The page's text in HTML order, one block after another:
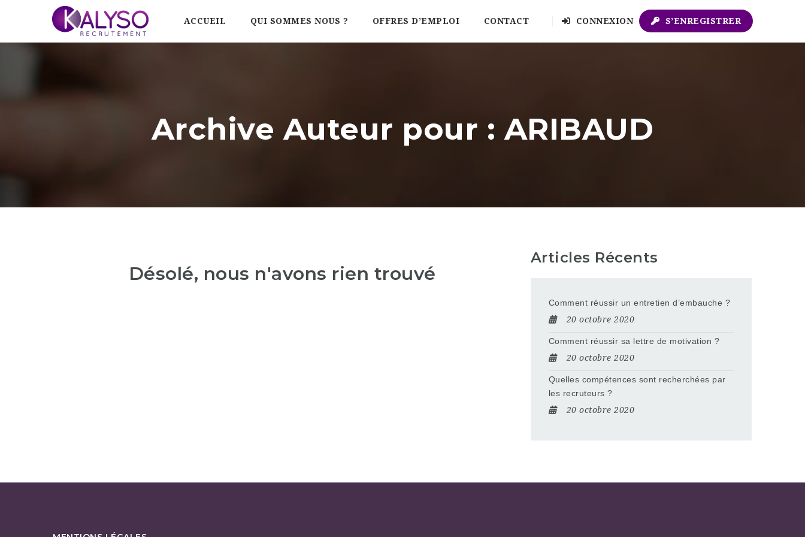
ACCUEIL QUI SOMMES NOUS ? OFFRES D’EMPLOI CONTACT CONNEXION S’ENREGISTRER
Archive Auteur pour : ARIBAUD
Désolé, nous n'avons rien trouvé
Articles Récents
Comment réussir un entretien d’embauche ?
20 octobre 2020
Comment réussir sa lettre de motivation ?
20 octobre 2020
Quelles compétences sont recherchées par
les recruteurs ?
20 octobre 2020